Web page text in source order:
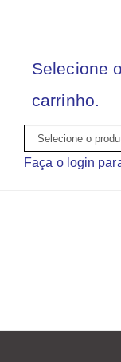
Selecione
carrinho.
Faça o login